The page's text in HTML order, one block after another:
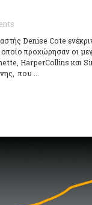
Denise Cote
προχώρησαν οι
HarperCollins και
που ...